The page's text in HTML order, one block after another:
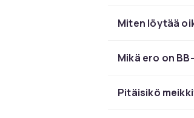
aina
Miten löytää
Mikä ero on
Pitäisikö